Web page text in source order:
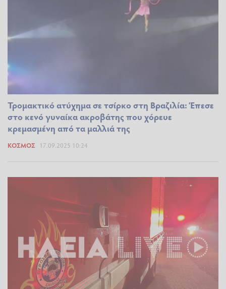
Τρομακτικό ατύχημα σε τσίρκο στη Βραζιλία: Έπεσε
στο κενό γυναίκα ακροβάτης που χόρευε
κρεμασμένη από τα μαλλιά της
ΚΌΣΜΟΣ 17.09.2025 10:24